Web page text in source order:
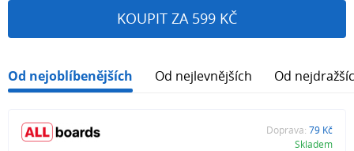
KOUPIT ZA 599 KČ
Od nejoblíbenějších Od nejlevnějších Od
Doprava: 79 Kč
Skladem